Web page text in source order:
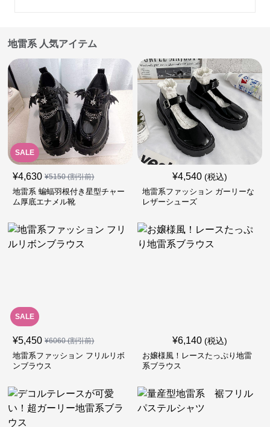
地雷系 人気アイテム
SALE
¥4,630 ¥5150(割引前)
地雷系 蝙蝠羽根付き星型チャー
ム厚底エナメル靴
¥4,540 (税込)
地雷系ファッション ガーリーな
レザーシューズ
SALE
¥5,450 ¥6060(割引前)
地雷系ファッション フリルリボ
ンブラウス
¥6,140 (税込)
お嬢様風！レースたっぷり地雷
系ブラウス